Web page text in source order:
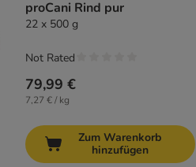
proCani Rind pur
22 x 500 g
79,99 €
7,27 € / kg
Not Rated
Zum Warenkorb
hinzufügen